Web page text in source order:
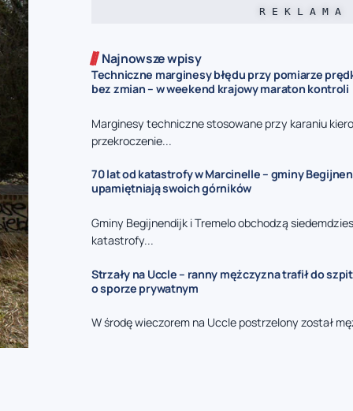
R E K L A M A
Najnowsze wpisy
Techniczne marginesy błędu przy pomiarze
bez zmian – w weekend krajowy maraton kontroli
Marginesy techniczne stosowane przy karaniu
przekroczenie...
70 lat od katastrofy w Marcinelle – gminy
upamiętniają swoich górników
Gminy Begijnendijk i Tremelo obchodzą
katastrofy...
Strzały na Uccle – ranny mężczyzna trafił do
o sporze prywatnym
W środę wieczorem na Uccle postrzelony został